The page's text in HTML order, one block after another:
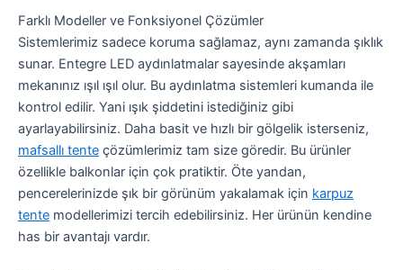
Farklı Modeller ve Fonksiyonel Çözümler
Sistemlerimiz sadece koruma sağlamaz, aynı zamanda şıklık
sunar. Entegre LED aydınlatmalar sayesinde akşamları
mekanınız ışıl ışıl olur. Bu aydınlatma sistemleri kumanda ile
kontrol edilir. Yani ışık şiddetini istediğiniz gibi
ayarlayabilirsiniz. Daha basit ve hızlı bir gölgelik isterseniz,
mafsallı tente çözümlerimiz tam size göredir. Bu ürünler
özellikle balkonlar için çok pratiktir. Öte yandan,
pencerelerinizde şık bir görünüm yakalamak için karpuz
tente modellerimizi tercih edebilirsiniz. Her ürünün kendine
has bir avantajı vardır.